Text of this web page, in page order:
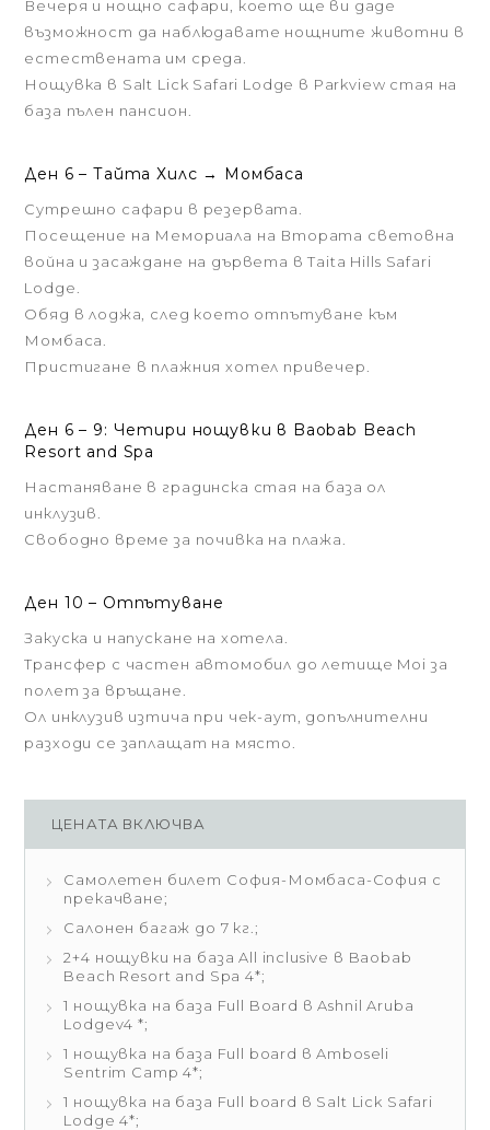
Вечеря и нощно сафари, което ще ви даде
възможност да наблюдавате нощните животни в
естествената им среда.
Нощувка в Salt Lick Safari Lodge в Parkview стая на
база пълен пансион.
Ден 6 – Тайтa Хилс → Момбаса
Сутрешно сафари в резервата.
Посещение на Мемориала на Втората световна
война и засаждане на дървета в Taita Hills Safari
Lodge.
Обяд в лоджа, след което отпътуване към
Момбаса.
Пристигане в плажния хотел привечер.
Ден 6 – 9: Четири нощувки в Baobab Beach
Resort and Spa
Настаняване в градинска стая на база ол
инклузив.
Свободно време за почивка на плажа.
Ден 10 – Отпътуване
Закуска и напускане на хотела.
Трансфер с частен автомобил до летище Moi за
полет за връщане.
Ол инклузив изтича при чек-аут, допълнителни
разходи се заплащат на място.
ЦЕНАТА ВКЛЮЧВА
Самолетен билет София-Момбаса-София с
прекачване;
Салонен багаж до 7 кг.;
2+4 нощувки на база All inclusive в Baobab
Beach Resort and Spa 4*;
1 нощувка на база Full Board в Ashnil Aruba
Lodgev4 *;
1 нощувка на база Full board в Amboseli
Sentrim Camp 4*;
1 нощувка на база Full board в Salt Lick Safari
Lodge 4*;